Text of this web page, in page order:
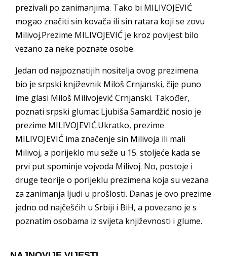
prezivali po zanimanjima. Tako bi MILIVOJEVIĆ
mogao značiti sin kovača ili sin ratara koji se zovu
Milivoj.Prezime MILIVOJEVIĆ je kroz povijest bilo
vezano za neke poznate osobe.
Jedan od najpoznatijih nositelja ovog prezimena
bio je srpski književnik Miloš Crnjanski, čije puno
ime glasi Miloš Milivojević Crnjanski. Također,
poznati srpski glumac Ljubiša Samardžić nosio je
prezime MILIVOJEVIĆ.Ukratko, prezime
MILIVOJEVIĆ ima značenje sin Milivoja ili mali
Milivoj, a porijeklo mu seže u 15. stoljeće kada se
prvi put spominje vojvoda Milivoj. No, postoje i
druge teorije o porijeklu prezimena koja su vezana
za zanimanja ljudi u prošlosti. Danas je ovo prezime
jedno od najčešćih u Srbiji i BiH, a povezano je s
poznatim osobama iz svijeta književnosti i glume.